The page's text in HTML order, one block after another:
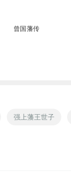
曾国藩传
强上藩王世子